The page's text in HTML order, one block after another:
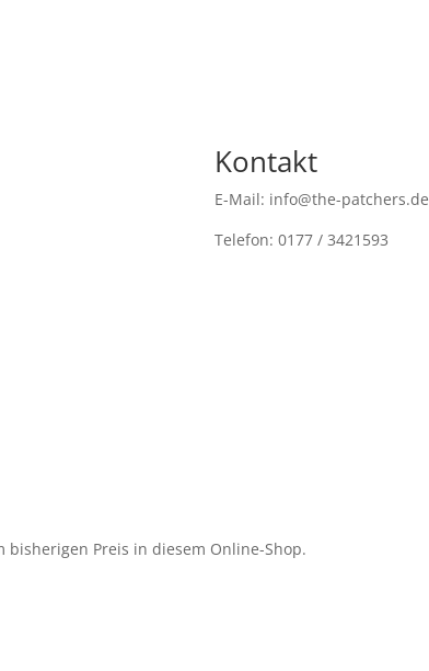
Kontakt
E-Mail: info@the-patchers.de
Telefon: 0177 / 3421593
Preis in diesem Online-Shop.